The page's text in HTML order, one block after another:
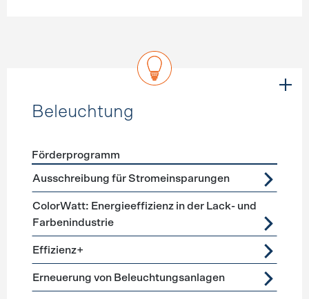
Beleuchtung
Förderprogramme Beleuchtung
Förderprogramm
Ausschreibung für Stromeinsparungen
ColorWatt: Energieeffizienz in der Lack- und
Farbenindustrie
Effizienz+
Erneuerung von Beleuchtungsanlagen